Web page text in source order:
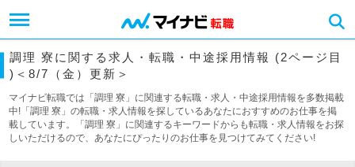
調理 寮に関する求人・転職・中途採用情報 (2ページ目
)＜8/7（金）更新＞
マイナビ転職では「調理 寮」に関連する転職・求人・中途採用情報を多数掲載
中!「調理 寮」の転職・求人情報を探しているあなたにおすすめのお仕事を掲
載しています。「調理 寮」に関連するキーワードからも転職・求人情報をお探
しいただけるので、あなたにぴったりのお仕事を見つけてみてください!